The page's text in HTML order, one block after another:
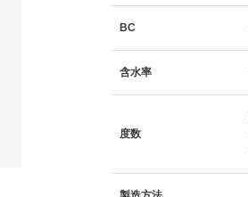
BC
含水率
度数